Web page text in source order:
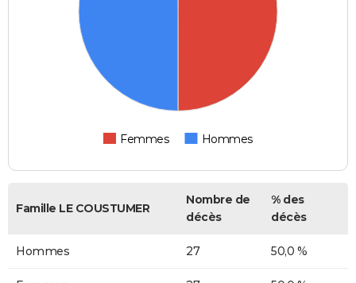
Femmes Hommes
Famille LE COUSTUMER
Nombre de
décès
% des
décès
Hommes 27 50,0 %